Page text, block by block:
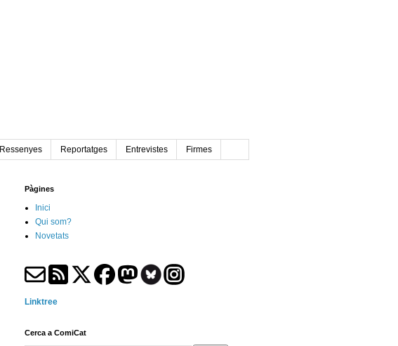
Ressenyes Reportatges Entrevistes Firmes
Pàgines
Inici
Qui som?
Novetats
Linktree
Cerca a ComiCat